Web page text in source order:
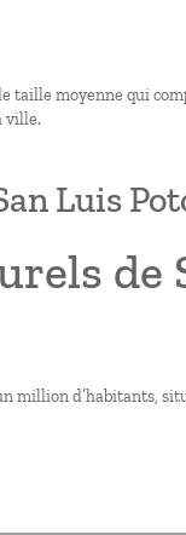
moyenne qui
ville.
Luis
de
million d’habitants,